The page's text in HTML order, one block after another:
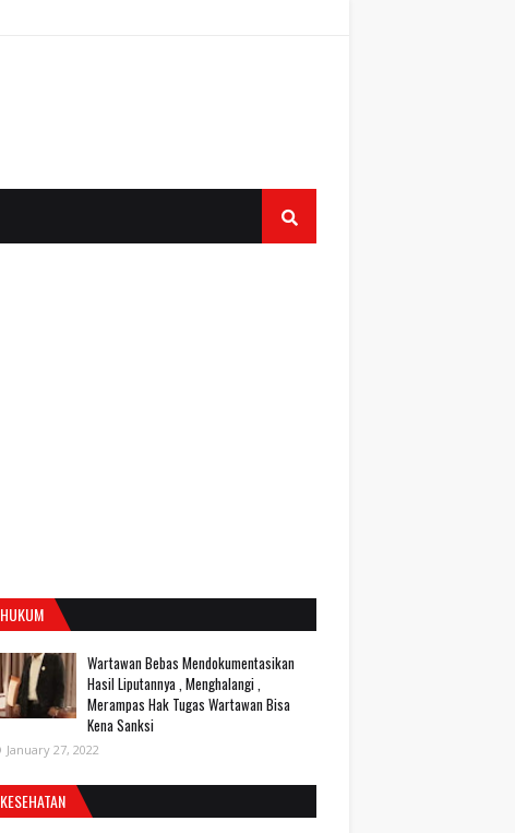
HUKUM
Wartawan Bebas Mendokumentasikan
Hasil Liputannya , Menghalangi ,
Merampas Hak Tugas Wartawan Bisa
Kena Sanksi
January 27, 2022
KESEHATAN